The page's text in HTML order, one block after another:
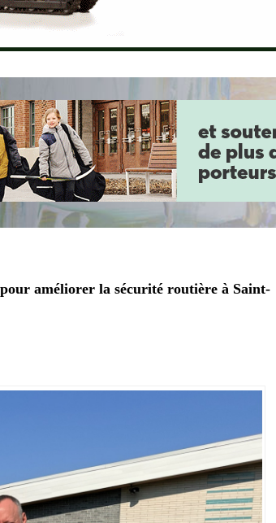
améliorer la sécurité routière à Saint-